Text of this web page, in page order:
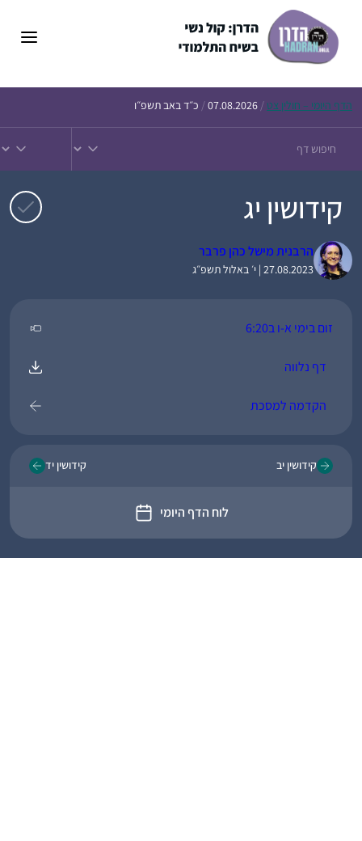
הדף היומי – חולין צט /
07.08.2026
/ כ״ד באב תשפ״ו
קידושין יג
הרבנית מישל כהן פרבר
27.08.2023 | י׳ באלול תשפ״ג
זום בימי א-ו ב6:20
דף נלווה
הקדמה למסכת
קידושין יב
לוח הדף היומי
קידושין יד